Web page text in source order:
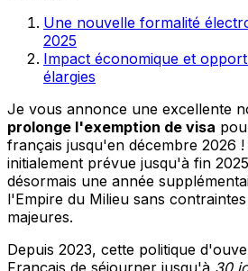
Une nouvelle formalité
2025
Impact économique et
élargies
Je vous annonce une excellente
prolonge l'exemption de visa
français jusqu'en décembre 2026 !
initialement prévue jusqu'à fin
désormais une année
l'Empire du Milieu sans
majeures.
Depuis 2023, cette politique
Français de séjourner jusqu'à 30